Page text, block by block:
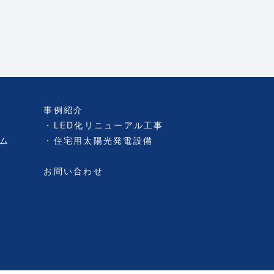
事例紹介
LED化リニューアル工事
住宅用太陽光発電設備
お問い合わせ